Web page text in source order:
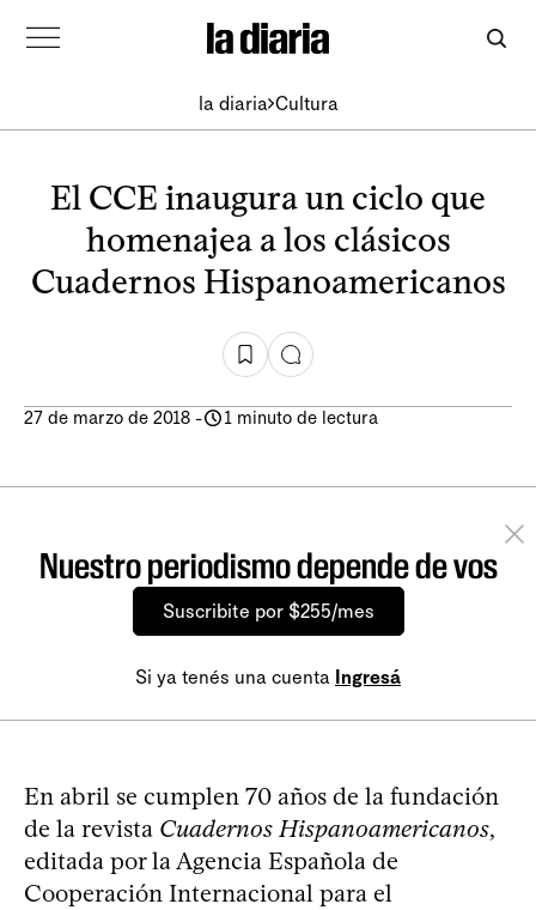
la diaria Cultura
El CCE inaugura un ciclo que
homenajea a los clásicos
Cuadernos Hispanoamericanos
27 de marzo de 2018 - 1 minuto de lectura
Nuestro periodismo depende de vos
Suscribite por $255/mes
Si ya tenés una cuenta Ingresá
En abril se cumplen 70 años de la fundación
de la revista Cuadernos Hispanoamericanos,
editada por la Agencia Española de
Cooperación Internacional para el